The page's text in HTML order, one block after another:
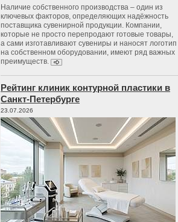
Наличие собственного производства – один из
ключевых факторов, определяющих надёжность
поставщика сувенирной продукции. Компании,
которые не просто перепродают готовые товары,
а сами изготавливают сувениры и наносят логотип
на собственном оборудовании, имеют ряд важных
преимуществ.
Рейтинг клиник контурной пластики в
Санкт-Петербурге
23.07.2026